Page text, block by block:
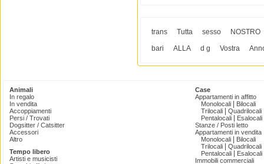
trans Tutta sesso
NOSTRO
bari
ALLA d g Vostra
Animali
In regalo
In vendita
Accoppiamenti
Persi / Trovati
Dogsitter / Catsitter
Accessori
Altro
Tempo libero
Artisti e musicisti
Case
Appartamenti in affitto
Monolocali
Bilocali
Trilocali
Quadrilocali
Pentalocali
Esalocali
Stanze / Posti letto
Appartamenti in vendita
Monolocali
Bilocali
Trilocali
Quadrilocali
Pentalocali
Esalocali
Immobili commerciali